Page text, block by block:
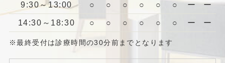
9:30～13:00 ○ ○ ○ ○ ○ ○ ー ー
14:30～18:30 ○ ○ ○ ○ ○ ○ ー ー
※最終受付は診療時間の30分前までとなります